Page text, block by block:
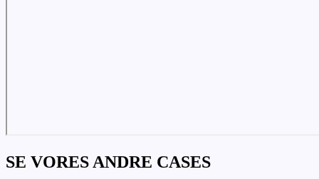
SE VORES ANDRE CASES